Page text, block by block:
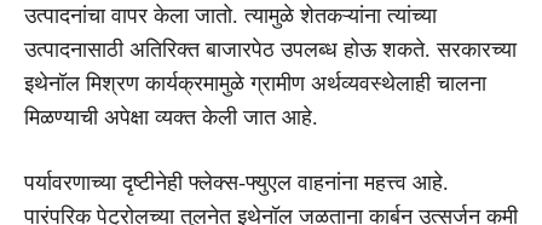
उत्पादनांचा वापर केला जातो. त्यामुळे शेतकऱ्यांना त्यांच्या
उत्पादनासाठी अतिरिक्त बाजारपेठ उपलब्ध होऊ शकते. सरकारच्या
इथेनॉल मिश्रण कार्यक्रमामुळे ग्रामीण अर्थव्यवस्थेलाही चालना
मिळण्याची अपेक्षा व्यक्त केली जात आहे.
पर्यावरणाच्या दृष्टीनेही फ्लेक्स-फ्युएल वाहनांना महत्त्व आहे.
पारंपरिक पेट्रोलच्या तुलनेत इथेनॉल जळताना कार्बन उत्सर्जन कमी